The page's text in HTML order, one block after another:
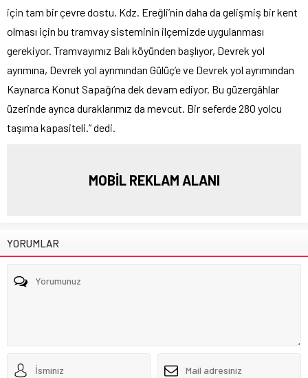
için tam bir çevre dostu. Kdz. Ereğli’nin daha da gelişmiş bir kent
olması için bu tramvay sisteminin ilçemizde uygulanması
gerekiyor. Tramvayımız Balı köyünden başlıyor, Devrek yol
ayrımına, Devrek yol ayrımından Gülüç’e ve Devrek yol ayrımından
Kaynarca Konut Sapağı’na dek devam ediyor. Bu güzergâhlar
üzerinde ayrıca duraklarımız da mevcut. Bir seferde 280 yolcu
taşıma kapasiteli.” dedi.
MOBİL REKLAM ALANI
YORUMLAR